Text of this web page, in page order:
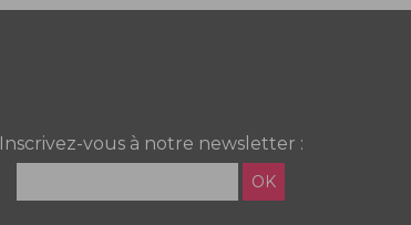
Inscrivez-vous à notre newsletter :
OK